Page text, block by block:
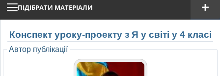
ПІДІБРАТИ МАТЕРІАЛИ
Конспект уроку-проекту з Я у світі у 4 класі
Автор публікації